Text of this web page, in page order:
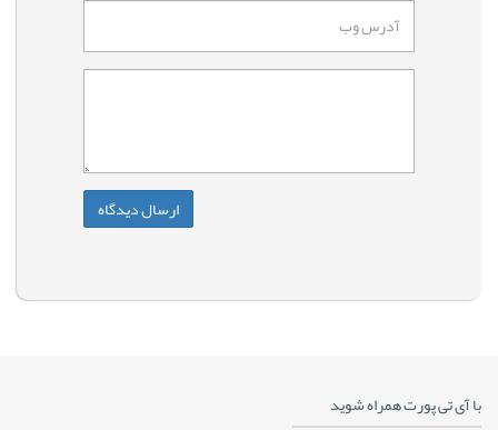
با آی تی پورت همراه شوید